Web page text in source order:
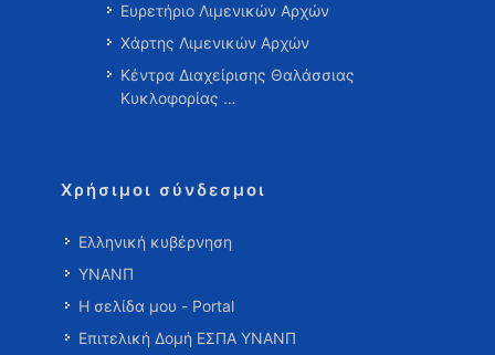
Ευρετήριο Λιμενικών Αρχών
Χάρτης Λιμενικών Αρχών
Κέντρα Διαχείρισης Θαλάσσιας
Κυκλοφορίας …
Χρήσιμοι σύνδεσμοι
Ελληνική κυβέρνηση
ΥΝΑΝΠ
Η σελίδα μου - Portal
Επιτελική Δομή ΕΣΠΑ ΥΝΑΝΠ